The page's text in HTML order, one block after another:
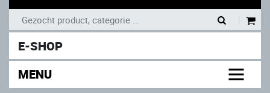
E-SHOP
MENU